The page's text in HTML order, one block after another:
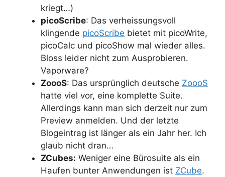
kriegt…)
picoScribe: Das verheissungsvoll
klingende picoScribe bietet mit picoWrite,
picoCalc und picoShow mal wieder alles.
Bloss leider nicht zum Ausprobieren.
Vaporware?
ZoooS: Das ursprünglich deutsche ZoooS
hatte viel vor, eine komplette Suite.
Allerdings kann man sich derzeit nur zum
Preview anmelden. Und der letzte
Blogeintrag ist länger als ein Jahr her. Ich
glaub nicht dran…
ZCubes: Weniger eine Bürosuite als ein
Haufen bunter Anwendungen ist ZCube.